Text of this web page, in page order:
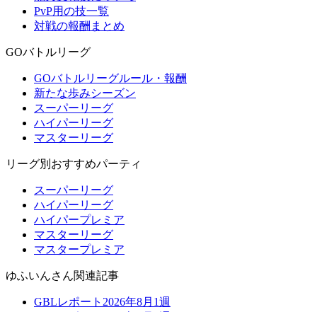
PvP用の技一覧
対戦の報酬まとめ
GOバトルリーグ
GOバトルリーグルール・報酬
新たな歩みシーズン
スーパーリーグ
ハイパーリーグ
マスターリーグ
リーグ別おすすめパーティ
スーパーリーグ
ハイパーリーグ
ハイパープレミア
マスターリーグ
マスタープレミア
ゆふいんさん関連記事
GBLレポート2026年8月1週